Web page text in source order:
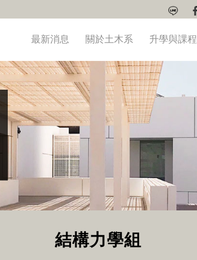
最新消息 關於土木系 升學與課程
結構力學組